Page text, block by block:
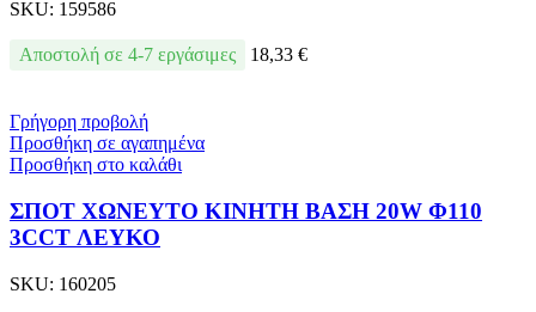
SKU: 159586
Αποστολή σε 4-7 εργάσιμες 18,33 €
Γρήγορη προβολή
Προσθήκη σε αγαπημένα
Προσθήκη στο καλάθι
ΣΠΟΤ ΧΩΝΕΥΤΟ ΚΙΝΗΤΗ ΒΑΣΗ 20W Φ110
3CCT ΛΕΥΚΟ
SKU: 160205